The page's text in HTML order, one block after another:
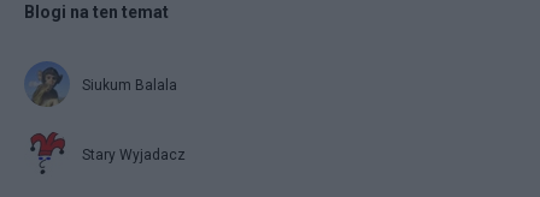
Blogi na ten temat
Siukum Balala
Stary Wyjadacz